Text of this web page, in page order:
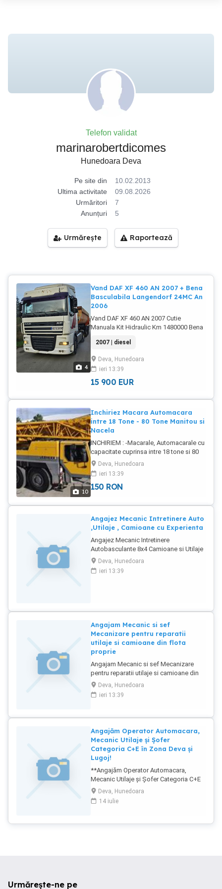
Telefon validat
marinarobertdicomes
Hunedoara Deva
Pe site din
10.02.2013
Ultima activitate
09.08.2026
Urmăritori
7
Anunțuri
5
Urmărește Raportează
4
Vand DAF XF 460 AN 2007 + Bena
Basculabila Langendorf 24MC An
2006
Vand DAF XF 460 AN 2007 Cutie
Manuala Kit Hidraulic Km 1480000 Bena
Acte valabile Schimburi recent facute ,
anvelope in stare buna , gata de lucru .
2007 | diesel
Deva, Hunedoara
ieri 13:39
15 900 EUR
10
Inchiriez Macara Automacara
intre 18 Tone - 80 Tone Manitou si
Nacela
INCHIRIEM : -Macarale, Automacarale cu
capacitate cuprinsa intre 18 tone si 80
tone -Manitou Rotativ MRT
2150,capacitate cuprinsa intre 1,5 tone
si 5 tone -Nacela cu inaltimea maxima
de 23 metri INCHIRIEREA SE FACE pe
CONTRACT DE PRESTARI SERVICII !!!
Deva, Hunedoara
ieri 13:39
150 RON
Angajez Mecanic Intretinere Auto
,Utilaje , Camioane cu Experienta
Angajez Mecanic Intretinere
Autobasculante 8x4 Camioane si Utilaje
de Constructii Excavatoare
Buldoexcavatoare cu Experienta in
reparatii si mentenanta la Utilaje .
informatii la
Deva, Hunedoara
ieri 13:39
Angajam Mecanic si sef
Mecanizare pentru reparatii
utilaje si camioane din flota
proprie
Angajam Mecanic si sef Mecanizare
pentru reparatii utilaje si camioane din
flota proprie. Se angajeaza doar
persoane cu experienta , se efectueaza
lucrari de reparati la excavatoare , statii
lucru este la Deva mintia Program de
lucru poate fii si flexibil in functie de
necesitate . Pentru detali suplimentare
contact
Deva, Hunedoara
ieri 13:39
Angajăm Operator Automacara,
Mecanic Utilaje și Șofer
Categoria C+E în Zona Deva și
Lugoj!
**Angajăm Operator Automacara,
Mecanic Utilaje și Șofer Categoria C+E
în Zona Deva și Lugoj!** ** !** **Posturi
Disponibile:** 1. **Operator
Automacara Categoria C** 2. **Mecanic
Buldoexcavator)** 3. **Șofer
Deva, Hunedoara
14 iulie
Urmărește-ne pe